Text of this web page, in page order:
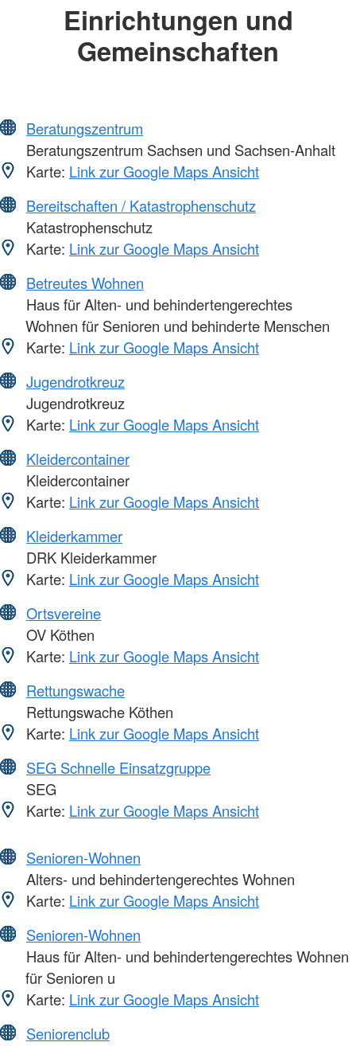
Einrichtungen und
Gemeinschaften
Beratungszentrum
Beratungszentrum Sachsen und Sachsen-Anhalt
Karte: Link zur Google Maps Ansicht
Bereitschaften / Katastrophenschutz
Katastrophenschutz
Karte: Link zur Google Maps Ansicht
Betreutes Wohnen
Haus für Alten- und behindertengerechtes
Wohnen für Senioren und behinderte Menschen
Karte: Link zur Google Maps Ansicht
Jugendrotkreuz
Jugendrotkreuz
Karte: Link zur Google Maps Ansicht
Kleidercontainer
Kleidercontainer
Karte: Link zur Google Maps Ansicht
Kleiderkammer
DRK Kleiderkammer
Karte: Link zur Google Maps Ansicht
Ortsvereine
OV Köthen
Karte: Link zur Google Maps Ansicht
Rettungswache
Rettungswache Köthen
Karte: Link zur Google Maps Ansicht
SEG Schnelle Einsatzgruppe
SEG
Karte: Link zur Google Maps Ansicht
Senioren-Wohnen
Alters- und behindertengerechtes Wohnen
Karte: Link zur Google Maps Ansicht
Senioren-Wohnen
Haus für Alten- und behindertengerechtes Wohnen
für Senioren u
Karte: Link zur Google Maps Ansicht
Seniorenclub